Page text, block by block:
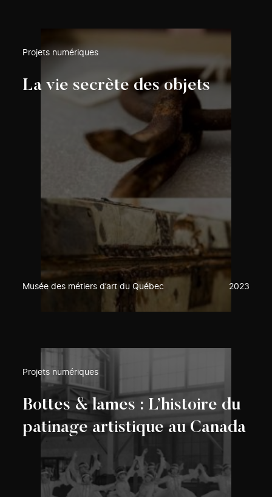
Projets numériques
La vie secrète des objets
Musée des métiers d’art du Québec 2023
Projets numériques
Bottes & lames : L’histoire du
patinage artistique au Canada